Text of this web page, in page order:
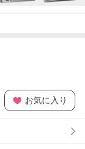
お気に入り